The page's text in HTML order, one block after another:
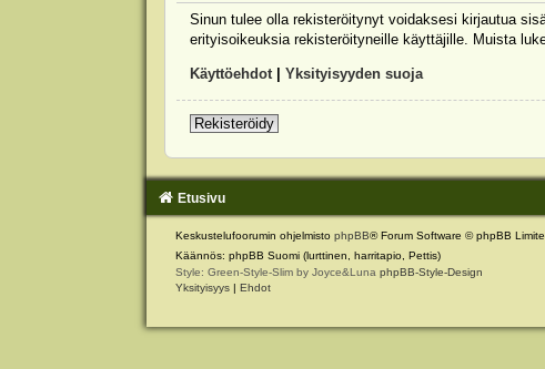
Sinun tulee olla rekisteröitynyt voidaksesi kirjautua
erityisoikeuksia rekisteröityneille käyttäjille. Muista
Käyttöehdot| Yksityisyyden suoja
Rekisteröidy
Etusivu
Keskustelufoorumin ohjelmisto phpBB® Forum Software © phpBB
Käännös: phpBB Suomi (lurttinen, harritapio, Pettis)
Style: Green-Style-Slim by Joyce&Luna phpBB-Style-Design
Yksityisyys | Ehdot